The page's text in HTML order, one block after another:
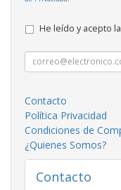
He leído y acepto la
Contacto
Política Privacidad
Condiciones de
¿Quienes Somos?
Contacto